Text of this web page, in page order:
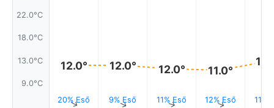
22.0°C
18.0°C
13.0°C
9.0°C
12.0°
20% Eső
↑
12.0°
9% Eső
↑
12.0°
11% Eső
↑
11.0°
12% Eső
↑ 11%